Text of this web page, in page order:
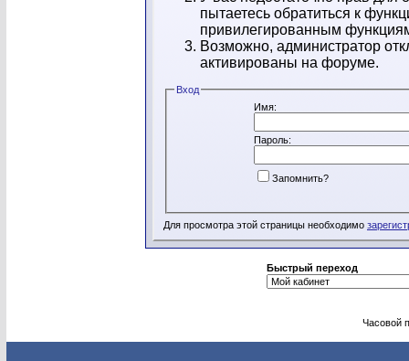
пытаетесь обратиться к
привилегированным
Возможно, администратор
активированы на форуме.
Вход
Имя:
Пароль:
Запомнить?
Для просмотра этой страницы необходимо
Быстрый переход
Часовой